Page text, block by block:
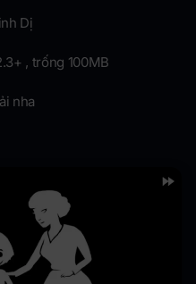
Dị
, trống 100MB
nha